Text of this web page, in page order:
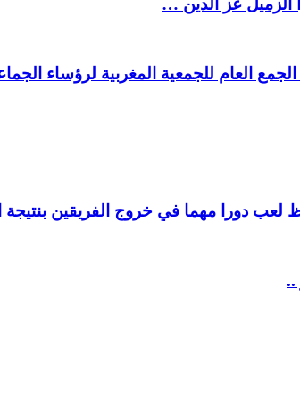
الزميل عز الدين …
العام للجمعية المغربية لرؤساء
دورا مهما في خروج الفريقين بنتيجة
..